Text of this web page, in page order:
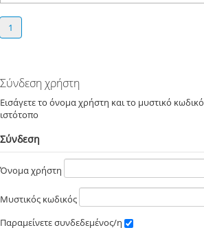
1
Σύνδεση χρήστη
Εισάγετε το όνομα χρήστη και το μυστικό
ιστότοπο
Σύνδεση
Όνομα χρήστη
Μυστικός κωδικός
Παραμείνετε συνδεδεμένος/η